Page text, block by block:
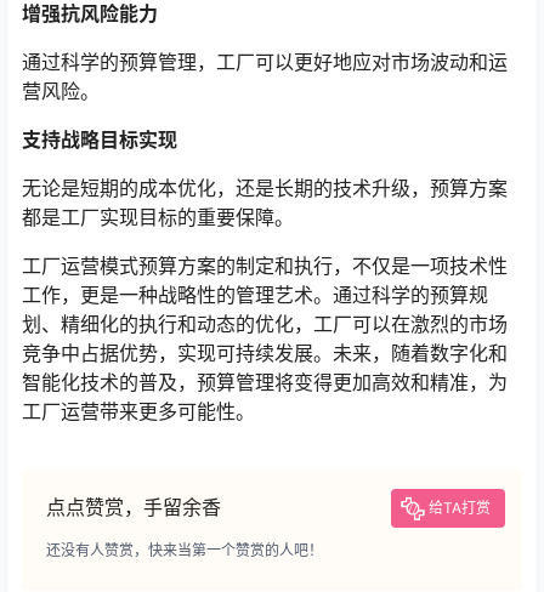
增强抗风险能力
通过科学的预算管理，工厂可以更好地应对市场波动和运
营风险。
支持战略目标实现
无论是短期的成本优化，还是长期的技术升级，预算方案
都是工厂实现目标的重要保障。
工厂运营模式预算方案的制定和执行，不仅是一项技术性
工作，更是一种战略性的管理艺术。通过科学的预算规
划、精细化的执行和动态的优化，工厂可以在激烈的市场
竞争中占据优势，实现可持续发展。未来，随着数字化和
智能化技术的普及，预算管理将变得更加高效和精准，为
工厂运营带来更多可能性。
点点赞赏，手留余香 给TA打赏
还没有人赞赏，快来当第一个赞赏的人吧！